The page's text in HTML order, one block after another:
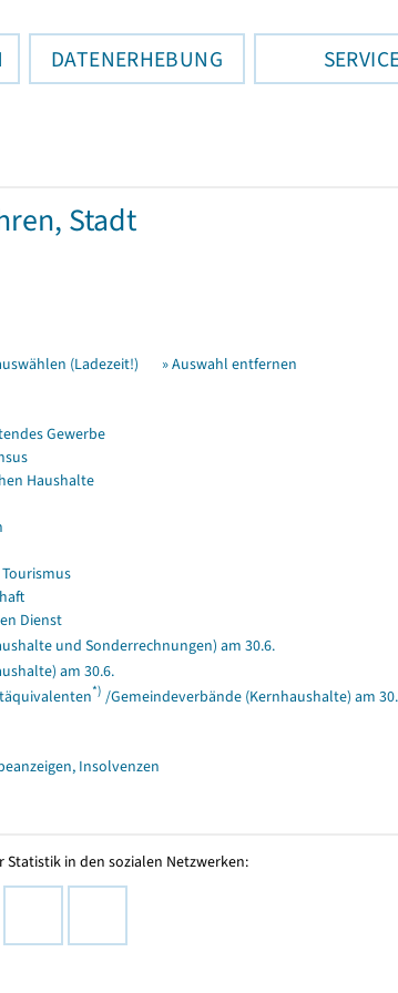
DATENERHEBUNG
Stadt
(Ladezeit!) » Auswahl entfernen
Gewerbe
Haushalte
Dienst
und Sonderrechnungen) am 30.6.
am 30.6.
*) /Gemeindeverbände (Kernhaushalte) am
Insolvenzen
Statistik in den sozialen Netzwerken: